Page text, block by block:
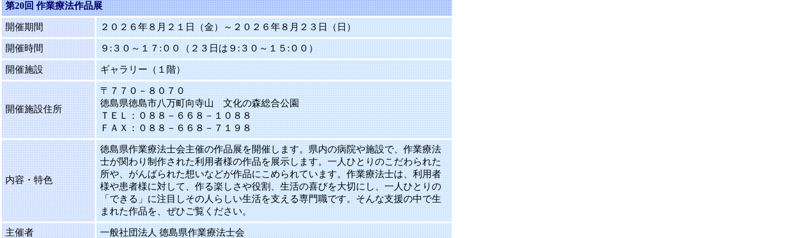
第20回 作業療法作品展
開催期間 ２０２６年８月２１日（金）～２０２６年８月２３日（日）
開催時間 ９:３０～１７:００（２３日は９:３０～１５:００）
開催施設 ギャラリー（１階）
開催施設住所
〒７７０－８０７０
徳島県徳島市八万町向寺山 文化の森総合公園
ＴＥＬ：０８８－６６８－１０８８
ＦＡＸ：０８８－６６８－７１９８
内容・特色
徳島県作業療法士会主催の作品展を開催します。県内の病院や施設で、作業療法
士が関わり制作された利用者様の作品を展示します。一人ひとりのこだわられた
所や、がんばられた想いなどが作品にこめられています。作業療法士は、利用者
様や患者様に対して、作る楽しさや役割、生活の喜びを大切にし、一人ひとりの
「できる」に注目しその人らしい生活を支える専門職です。そんな支援の中で生
まれた作品を、ぜひご覧ください。
主催者 一般社団法人 徳島県作業療法士会